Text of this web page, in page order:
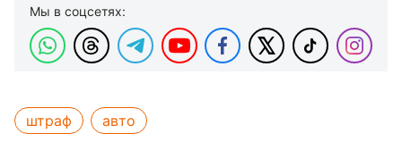
Мы в соцсетях:
штраф авто